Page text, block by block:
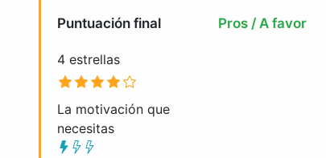
Puntuación final
4 estrellas
La motivación que
necesitas
Pros / A favor